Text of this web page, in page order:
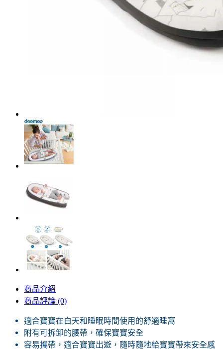
商品介紹
商品評論 (0)
適合寶寶在白天和睡眠時間使用的舒適睡窩
附有可拆卸的腰帶，確保寶寶安全
容易攜帶，適合寶寶出遊，隨時隨地給寶寶帶來安全感